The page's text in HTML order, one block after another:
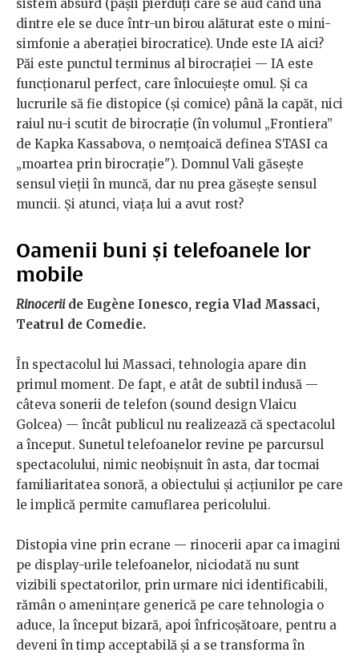
sistem absurd (pașii pierduți care se aud când una
dintre ele se duce într-un birou alăturat este o mini-
simfonie a aberației birocratice). Unde este IA aici?
Păi este punctul terminus al birocrației — IA este
funcționarul perfect, care înlocuiește omul. Și ca
lucrurile să fie distopice (și comice) până la capăt, nici
raiul nu-i scutit de birocrație (în volumul „Frontiera”
de Kapka Kassabova, o nemțoaică definea STASI ca
„moartea prin birocrație"). Domnul Vali găsește
sensul vieții în muncă, dar nu prea găsește sensul
muncii. Și atunci, viața lui a avut rost?
Oamenii buni și telefoanele lor
mobile
Rinoceriide Eugène Ionesco, regia Vlad Massaci,
Teatrul de Comedie.
În spectacolul lui Massaci, tehnologia apare din
primul moment. De fapt, e atât de subtil indusă —
câteva sonerii de telefon (sound design Vlaicu
Golcea) — încât publicul nu realizează că spectacolul
a început. Sunetul telefoanelor revine pe parcursul
spectacolului, nimic neobișnuit în asta, dar tocmai
familiaritatea sonoră, a obiectului și acțiunilor pe care
le implică permite camuflarea pericolului.
Distopia vine prin ecrane — rinocerii apar ca imagini
pe display-urile telefoanelor, niciodată nu sunt
vizibili spectatorilor, prin urmare nici identificabili,
rămân o amenințare generică pe care tehnologia o
aduce, la început bizară, apoi înfricoșătoare, pentru a
deveni în timp acceptabilă și a se transforma în